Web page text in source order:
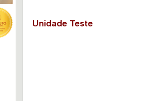
Unidade Teste